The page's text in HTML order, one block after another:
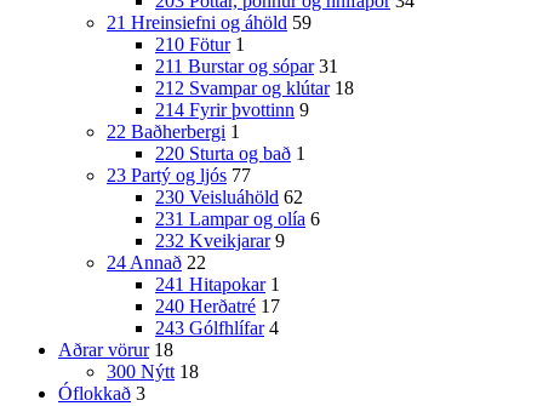
21 Hreinsiefni og áhöld 59
210 Fötur 1
211 Burstar og sópar 31
212 Svampar og klútar 18
214 Fyrir þvottinn 9
22 Baðherbergi 1
220 Sturta og bað 1
23 Partý og ljós 77
230 Veisluáhöld 62
231 Lampar og olía 6
232 Kveikjarar 9
24 Annað 22
241 Hitapokar 1
240 Herðatré 17
243 Gólfhlífar 4
Aðrar vörur 18
300 Nýtt 18
Óflokkað 3